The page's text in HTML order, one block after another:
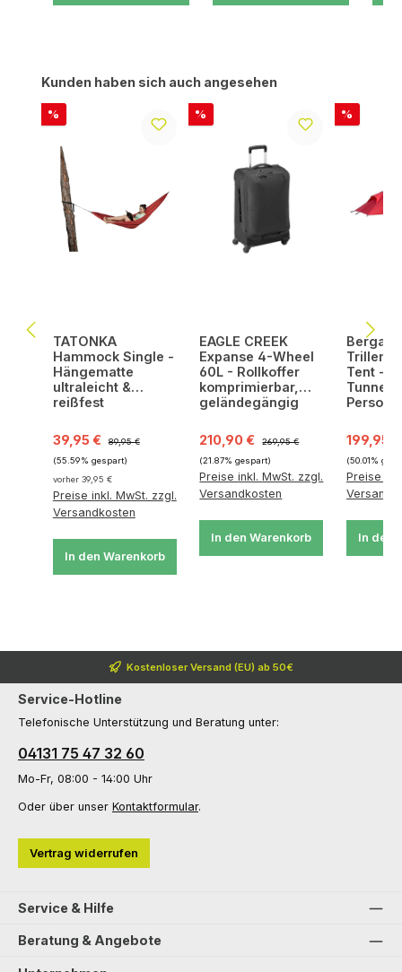
Produktgalerie überspringen
Kunden haben sich auch angesehen
Rabatt
%
TATONKA
Hammock Single -
Hängematte
ultraleicht &
reißfest
Verkaufspreis:
39,95 €
89,95 €
(55.59% gespart)
vorher 39,95 €
Preise inkl. MwSt. zzgl.
Versandkosten
In den Warenkorb
Rabatt
%
EAGLE CREEK
Expanse 4-Wheel
60L - Rollkoffer
komprimierbar,
geländegängig
Verkaufspreis:
210,90 €
269,95 €
(21.87% gespart)
Preise inkl. MwSt. zzgl.
Versandkosten
In den Warenkorb
Rabatt
%
Bergans
Tent -
199,95
(50.01%
Preise
In den
Kostenloser Versand (EU) ab 50€
Service-Hotline
Telefonische Unterstützung und Beratung unter:
04131 75 47 32 60
Mo-Fr, 08:00 - 14:00 Uhr
Oder über unser Kontaktformular.
Vertrag widerrufen
Service & Hilfe
Beratung & Angebote